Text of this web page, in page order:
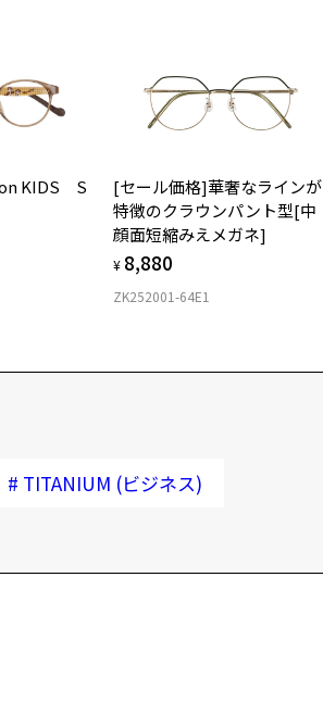
KIDS S
[セール価格]華奢なラインが
特徴のクラウンパント型[中
顔面短縮みえメガネ]
¥ 8,880
ZK252001-64E1
# TITANIUM (ビジネス)